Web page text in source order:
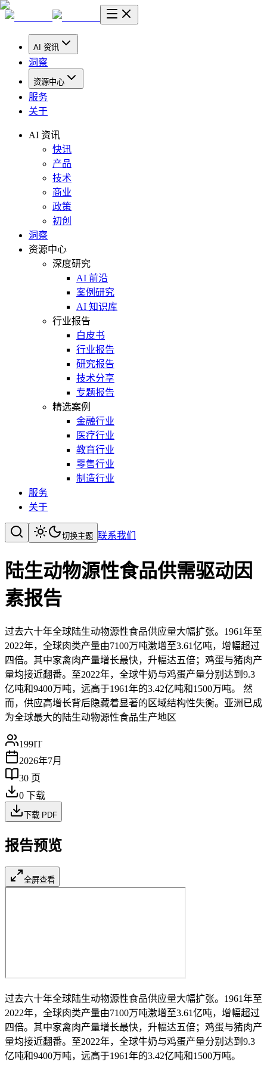
AI 资讯
洞察
资源中心
服务
关于
AI 资讯
快讯
产品
技术
商业
政策
初创
洞察
资源中心
深度研究
AI 前沿
案例研究
AI 知识库
行业报告
白皮书
行业报告
研究报告
技术分享
专题报告
精选案例
金融行业
医疗行业
教育行业
零售行业
制造行业
服务
关于
切换主题 联系我们
陆生动物源性食品供需驱动因
素报告
过去六十年全球陆生动物源性食品供应量大幅扩张。1961年至
2022年，全球肉类产量由7100万吨激增至3.61亿吨，增幅超过
四倍。其中家禽肉产量增长最快，升幅达五倍；鸡蛋与猪肉产
量均接近翻番。至2022年，全球牛奶与鸡蛋产量分别达到9.3
亿吨和9400万吨，远高于1961年的3.42亿吨和1500万吨。 然
而，供应高增长背后隐藏着显著的区域结构性失衡。亚洲已成
为全球最大的陆生动物源性食品生产地区
199IT
2026年7月
30 页
0 下载
下载 PDF
报告预览
全屏查看
过去六十年全球陆生动物源性食品供应量大幅扩张。1961年至
2022年，全球肉类产量由7100万吨激增至3.61亿吨，增幅超过
四倍。其中家禽肉产量增长最快，升幅达五倍；鸡蛋与猪肉产
量均接近翻番。至2022年，全球牛奶与鸡蛋产量分别达到9.3
亿吨和9400万吨，远高于1961年的3.42亿吨和1500万吨。